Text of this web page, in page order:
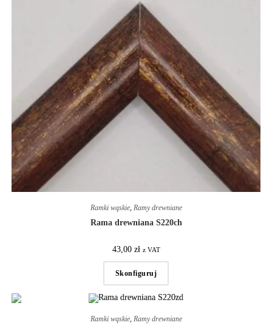
Ramki wąskie, Ramy drewniane
Rama drewniana S220ch
43,00 zł z VAT
Skonfiguruj
Ramki wąskie, Ramy drewniane